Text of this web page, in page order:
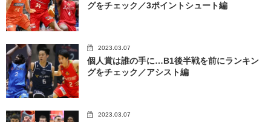
グをチェック／3ポイントシュート編
2023.03.07
個人賞は誰の手に…B1後半戦を前にランキン
グをチェック／アシスト編
2023.03.07